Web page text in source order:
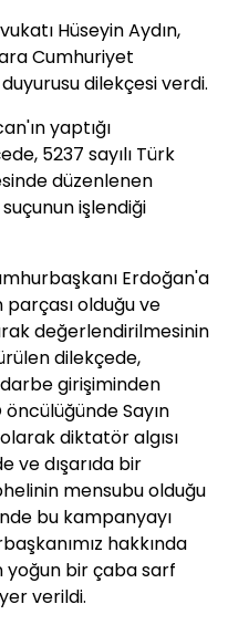
Hüseyin Aydın,
Cumhuriyet
duyurusu dilekçesi verdi.
yaptığı
5237 sayılı Türk
düzenlenen
işlendiği
Erdoğan'a
olduğu ve
değerlendirilmesinin
dilekçede,
darbe girişiminden
Sayın
diktatör algısı
ve dışarıda bir
mensubu olduğu
bu kampanyayı
hakkında
yoğun bir çaba sarf
verildi.